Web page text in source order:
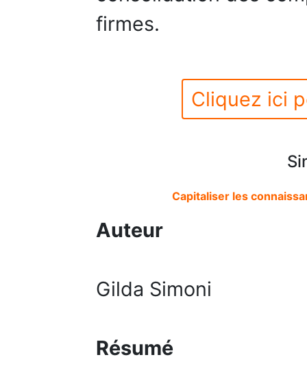
firmes.
Cliquez ici
Capitaliser les
Auteur
Gilda Simoni
Résumé